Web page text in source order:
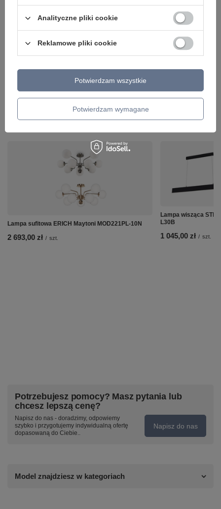
ZOBACZ RÓWNIEŻ
Lampa sufitowa ERICH Maytoni MOD221PL-10N
2 693,00 zł / szt.
Lampa wisząca
L30B
1 045,00 zł / szt.
Potrzebujesz pomocy? Masz pytania lub
chcesz lepszą cenę?
Napisz do nas - doradzimy, odpowiemy
szybko i przygotujemy indywidualną ofertę
dopasowaną do Ciebie..
Napisz do nas
Model znajdziesz w kategoriach
Analityczne pliki cookie
Reklamowe pliki cookie
Potwierdzam wymagane
Potwierdzam wszystkie